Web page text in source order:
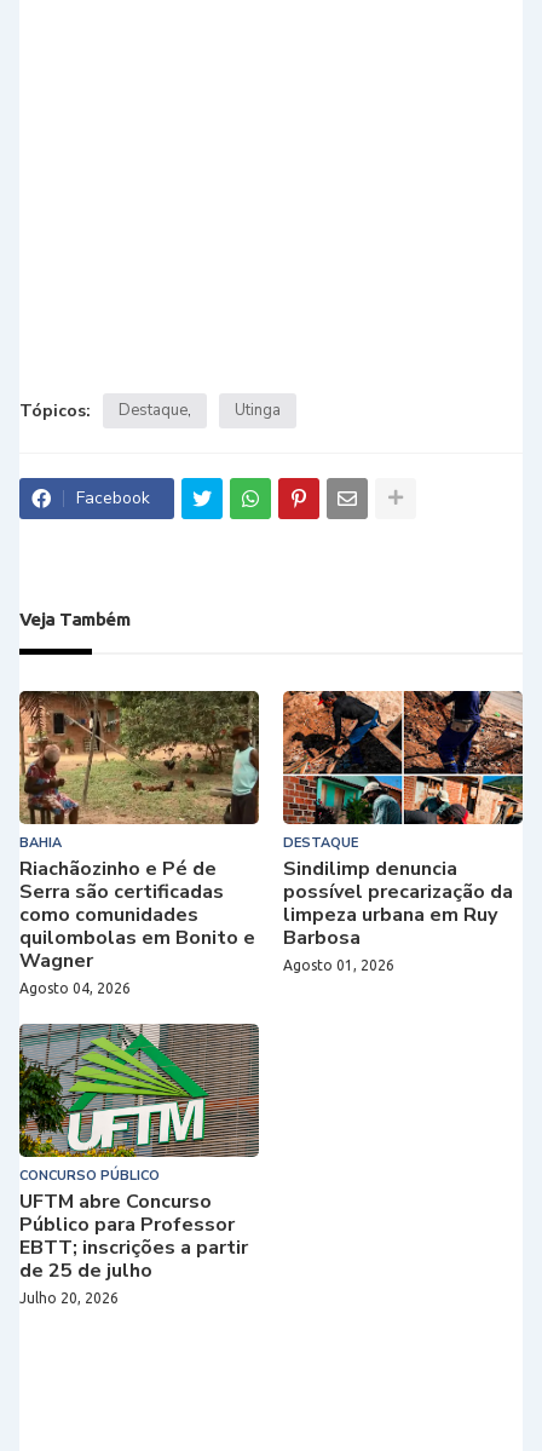
Tópicos: Destaque Utinga
Facebook
Veja Também
BAHIA
Riachãozinho e Pé de
Serra são certificadas
como comunidades
quilombolas em Bonito e
Wagner
Agosto 04, 2026
DESTAQUE
Sindilimp denuncia
possível precarização da
limpeza urbana em Ruy
Barbosa
Agosto 01, 2026
CONCURSO PÚBLICO
UFTM abre Concurso
Público para Professor
EBTT; inscrições a partir
de 25 de julho
Julho 20, 2026